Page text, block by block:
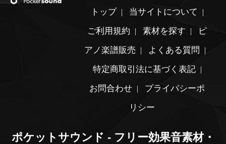
トップ
当サイトについて
ご利用規約
素材を探す
ピ
アノ楽譜販売
よくある質問
特定商取引法に基づく表記
お問合わせ
プライバシーポ
リシー
ポケットサウンド - フリー効果音素材・